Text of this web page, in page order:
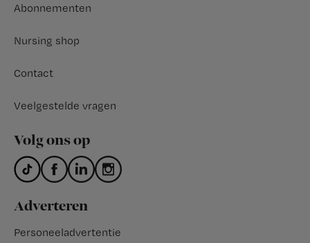
Abonnementen
Nursing shop
Contact
Veelgestelde vragen
Volg ons op
Adverteren
Personeeladvertentie